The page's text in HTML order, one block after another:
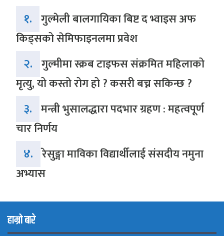
१. गुल्मेली बालगायिका बिष्ट द भ्वाइस अफ
किड्सको सेमिफाइनलमा प्रवेश
२. गुल्मीमा स्क्रब टाइफस संक्रमित महिलाको
मृत्यु, यो कस्तो रोग हो ? कसरी बच्न सकिन्छ ?
३. मन्त्री भुसालद्धारा पदभार ग्रहण : महत्वपूर्ण
चार निर्णय
४. रेसुङ्गा माविका विद्यार्थीलाई संसदीय नमुना
अभ्यास
हाम्रो बारे